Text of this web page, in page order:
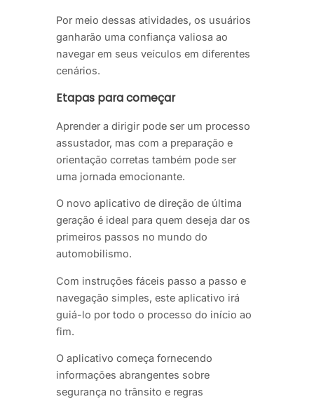
Por meio dessas atividades, os usuários
ganharão uma confiança valiosa ao
navegar em seus veículos em diferentes
cenários.
Etapas para começar
Aprender a dirigir pode ser um processo
assustador, mas com a preparação e
orientação corretas também pode ser
uma jornada emocionante.
O novo aplicativo de direção de última
geração é ideal para quem deseja dar os
primeiros passos no mundo do
automobilismo.
Com instruções fáceis passo a passo e
navegação simples, este aplicativo irá
guiá-lo por todo o processo do início ao
fim.
O aplicativo começa fornecendo
informações abrangentes sobre
segurança no trânsito e regras